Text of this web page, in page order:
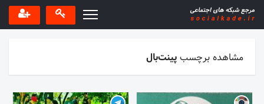
مشاهده برچسبپینت‌بال